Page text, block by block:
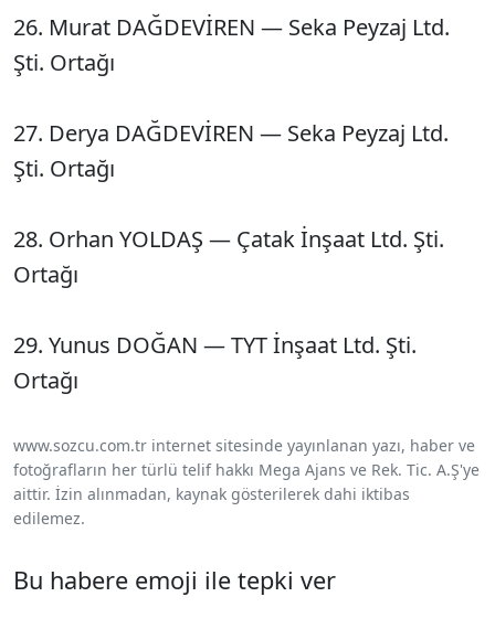
26. Murat DAĞDEVİREN — Seka Peyzaj Ltd.
Şti. Ortağı
27. Derya DAĞDEVİREN — Seka Peyzaj Ltd.
Şti. Ortağı
28. Orhan YOLDAŞ — Çatak İnşaat Ltd. Şti.
Ortağı
29. Yunus DOĞAN — TYT İnşaat Ltd. Şti.
Ortağı
www.sozcu.com.tr internet sitesinde yayınlanan yazı, haber ve
fotoğrafların her türlü telif hakkı Mega Ajans ve Rek. Tic. A.Ş'ye
aittir. İzin alınmadan, kaynak gösterilerek dahi iktibas
edilemez.
Bu habere emoji ile tepki ver